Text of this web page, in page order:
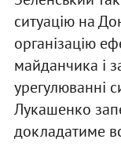
ситуацію на
організацію
майданчика і
урегулюванні
Лукашенко
докладатиме